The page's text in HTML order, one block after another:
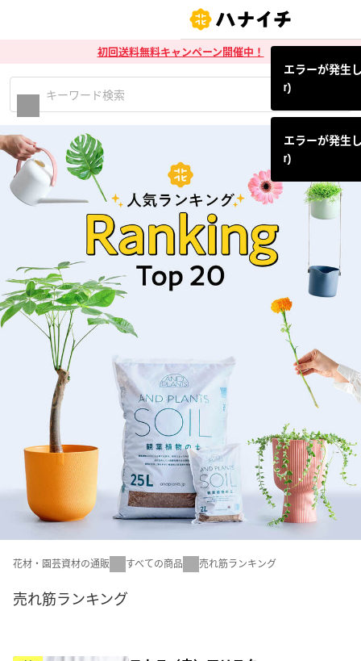
初回送料無料キャンペーン開催中！
花材・園芸資材の通販 すべての商品 売れ筋ランキング
売れ筋ランキング
エラーが発生
r)
エラーが発生
r)